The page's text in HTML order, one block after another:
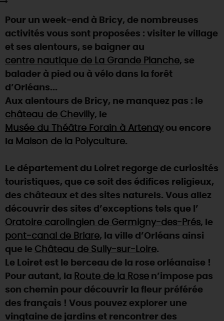
TOUTES LES ACTIVITÉS
Vins et vignobles
Chic,une aire de pique-nique
Par ici lesguinguettes
Que rapporter du Loiret ?
La Route desMétiers d'Art
TOUT L'ART DE VIVRE
(re)Découvrir les coulisses de la Faïencerie de
Gien !
Expérimenterles parcours Baludik🕵️
Rendez-vous de la nature en 2026
Des sorties en famille dans le Loiret !
Programme des animations "Loiret au fil de l'eau"
Où sortir ?
AUJOURD'HUI
DEMAIN
CE WEEK-END
CETTE SEMAINE
INFOS & SERVICES
RÉSERVERMAINTENANT
Pour un week-end à Bricy, de nombreuses
activités vous sont proposées : visiter le village
et ses alentours, se baigner au
centre nautique de La Grande Planche, se
balader à pied ou à vélo dans la forêt
d’Orléans...
Aux alentours de Bricy, ne manquez pas : le
château de Chevilly, le
Musée du Théâtre Forain à Artenayou encore
la Maison de la Polyculture.
Le département du Loiret regorge de curiosités
touristiques, que ce soit des édifices religieux,
des châteaux et des sites naturels. Vous allez
découvrir des sites d’exceptions tels que l’
Oratoire carolingien de Germigny-des-Prés, le
pont-canal de Briare, la ville d’Orléans ainsi
que le Château de Sully-sur-Loire.
Le Loiret est le berceau de la rose orléanaise !
Pour autant, la Route de la Rose n’impose pas
son chemin pour découvrir la fleur préférée
des français ! Vous pouvez explorer une
vingtaine de jardins et rencontrer des